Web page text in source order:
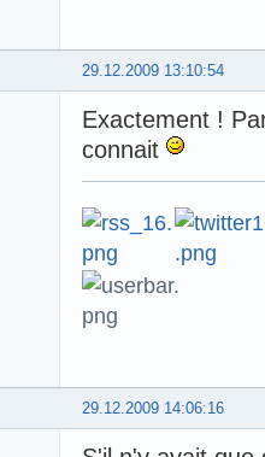
29.12.2009 13:10:54
Exactement !
connait
29.12.2009 14:06:16